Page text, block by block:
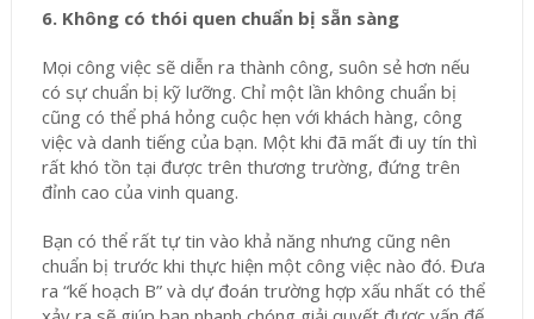
6. Không có thói quen chuẩn bị sẵn sàng
Mọi công việc sẽ diễn ra thành công, suôn sẻ hơn nếu
có sự chuẩn bị kỹ lưỡng. Chỉ một lần không chuẩn bị
cũng có thể phá hỏng cuộc hẹn với khách hàng, công
việc và danh tiếng của bạn. Một khi đã mất đi uy tín thì
rất khó tồn tại được trên thương trường, đứng trên
đỉnh cao của vinh quang.
Bạn có thể rất tự tin vào khả năng nhưng cũng nên
chuẩn bị trước khi thực hiện một công việc nào đó. Đưa
ra “kế hoạch B” và dự đoán trường hợp xấu nhất có thể